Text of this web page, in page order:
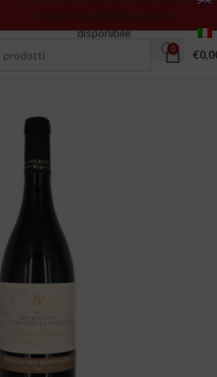
riferiscono all’ultima annata
disponibile
0 €